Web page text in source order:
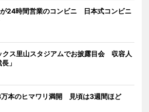
24時間営業のコンビニ 日本式コンビニ
クス里山スタジアムでお披露目会 収容人
」
万本のヒマワリ満開 見頃は3週間ほど